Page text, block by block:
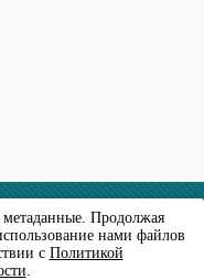
Продолжая
нами файлов
с Политикой
.